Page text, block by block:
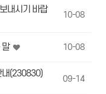
내시기 바랍
10-08
말 10-08
내(230830)
09-14